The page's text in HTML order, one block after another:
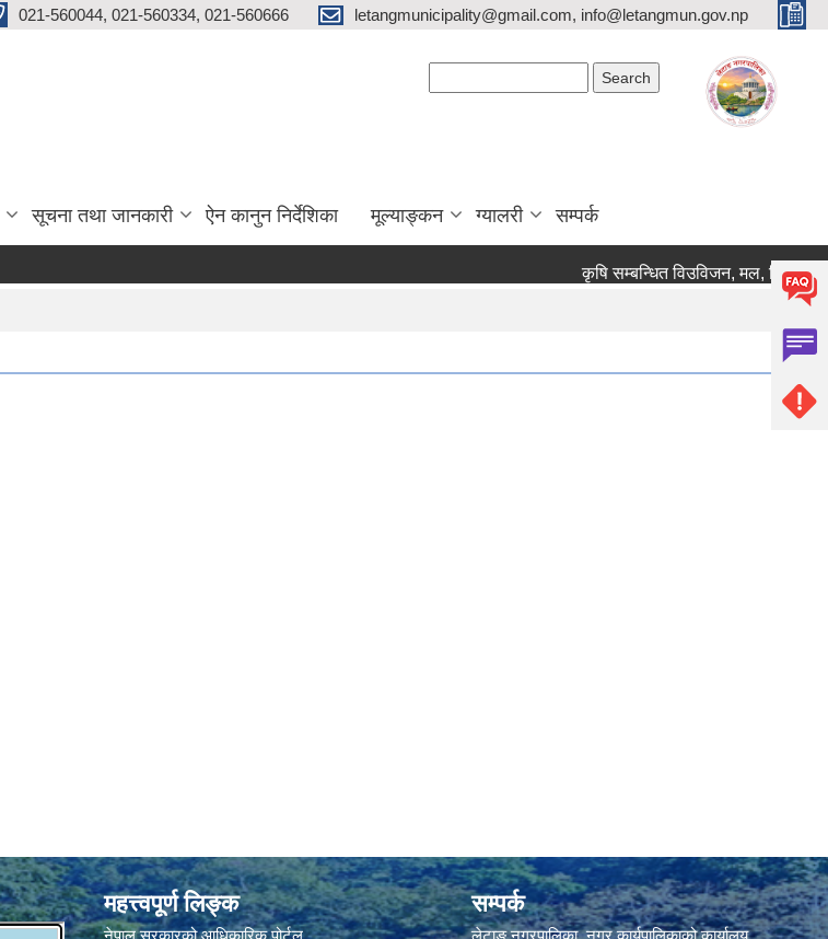
021-560044, 021-560334, 021-560666 letangmunicipality@gmail.com, info@letangmun.gov.np
सूचना तथा जानकारी ऐन कानुन निर्देशिका मूल्याङ्कन ग्यालरी सम्पर्क
कृषि सम्बन्धित विउविजन, मल, विषादी
महत्त्वपूर्ण लिङ्क
नेपाल सरकारको आधिकारिक पोर्टल
सम्पर्क
लेटाङ नगरपालिका, नगर कार्यपालिकाको कार्यालय